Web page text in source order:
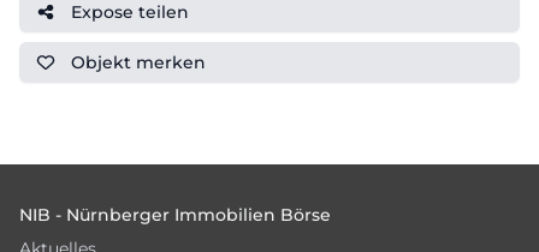
Expose teilen
Objekt merken
NIB - Nürnberger Immobilien Börse